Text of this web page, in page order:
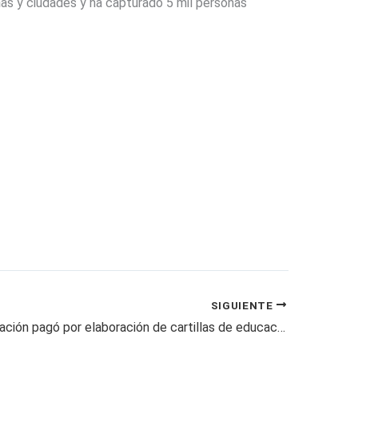
SIGUIENTE
MinEducación pagó por elaboración de cartillas de educación sexual